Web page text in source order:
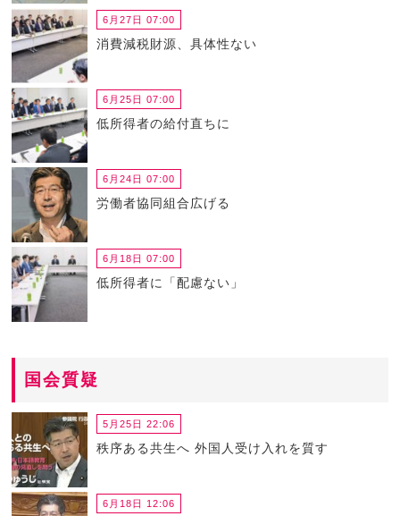
6月27日 07:00
消費減税財源、具体性ない
6月25日 07:00
低所得者の給付直ちに
6月24日 07:00
労働者協同組合広げる
6月18日 07:00
低所得者に「配慮ない」
国会質疑
5月25日 22:06
秩序ある共生へ 外国人受け入れを質す
6月18日 12:06